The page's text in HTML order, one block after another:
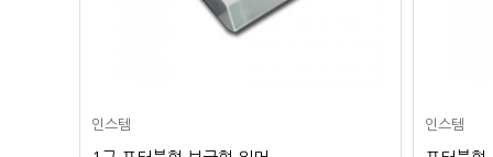
인스템 인스템